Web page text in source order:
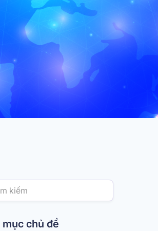
mục chủ đề